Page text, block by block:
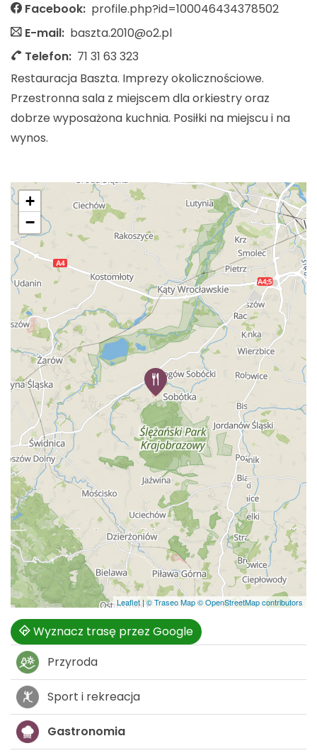
Facebook: profile.php?id=100046434378502
E-mail: baszta.2010@o2.pl
Telefon: 71 31 63 323
Restauracja Baszta. Imprezy okolicznościowe.
Przestronna sala z miejscem dla orkiestry oraz
dobrze wyposażona kuchnia. Posiłki na miejscu i na
wynos.
+
−
Leaflet|© Traseo Map© OpenStreetMap contributors
Wyznacz trasę przez Google
Przyroda
Sport i rekreacja
Gastronomia